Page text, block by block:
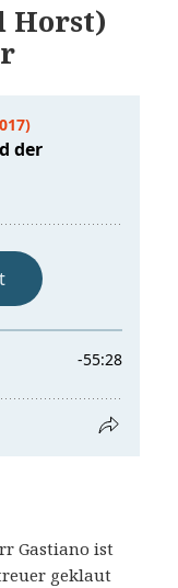
Horst)
Gastiano ist
geklaut